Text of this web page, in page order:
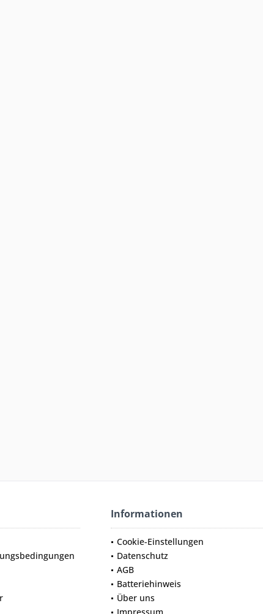
Informationen
Cookie-Einstellungen
Datenschutz
AGB
Batteriehinweis
Über uns
Impressum